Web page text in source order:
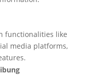
functionalities like
media platforms,